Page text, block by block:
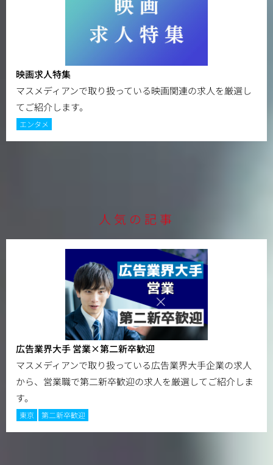
映画求人特集
マスメディアンで取り扱っている映画関連の求人を厳選し
てご紹介します。
エンタメ
人気の記事
広告業界大手 営業×第二新卒歓迎
マスメディアンで取り扱っている広告業界大手企業の求人
から、営業職で第二新卒歓迎の求人を厳選してご紹介しま
す。
東京 第二新卒歓迎